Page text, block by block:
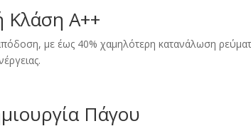
Κλάση A++
με έως 40% χαμηλότερη κατανάλωση
Πάγου